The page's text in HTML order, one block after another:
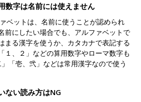
数字は名前には使えません
ベットは、名前に使うことが認められ
前にしたい場合でも、アルファベットで
まる漢字を使うか、カタカナで表記する
１、２」などの算用数字やローマ数字も
「壱、弐」などは常用漢字なので使う
ない読み方はNG